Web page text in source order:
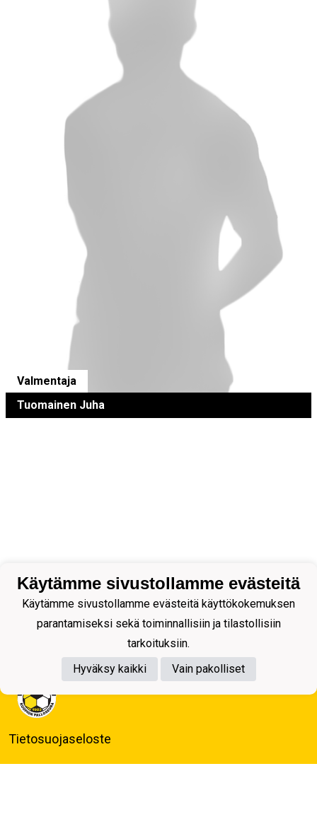
Valmentaja
Tuomainen Juha
Tietosuojaseloste
Käytämme sivustollamme evästeitä
Käytämme sivustollamme evästeitä käyttökokemuksen
parantamiseksi sekä toiminnallisiin ja tilastollisiin
tarkoituksiin.
Hyväksy kaikki
Vain pakolliset